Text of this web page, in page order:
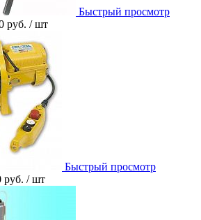
Быстрый просмотр
руб. / шт
Быстрый просмотр
руб. / шт